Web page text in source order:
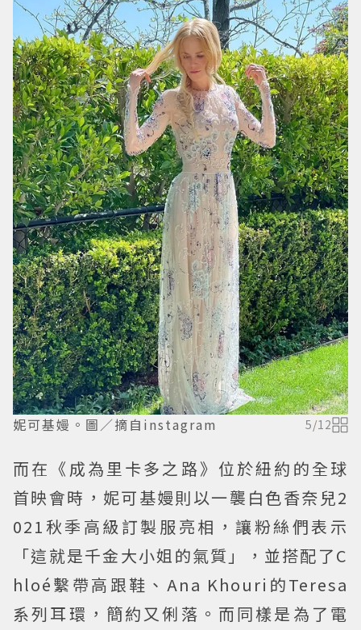
妮可基嫚。圖／摘自instagram 5/12
而在《成為里卡多之路》位於紐約的全球
首映會時，妮可基嫚則以一襲白色香奈兒2
021秋季高級訂製服亮相，讓粉絲們表示
「這就是千金大小姐的氣質」，並搭配了C
hloé繫帶高跟鞋、Ana Khouri的Teresa
系列耳環，簡約又俐落。而同樣是為了電